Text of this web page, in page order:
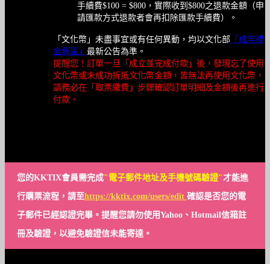
手續費$100 = $800，實際收到$800之退款金額（申
請匯款方式退款者會再扣除匯款手續費）。
「文化幣」未盡事宜或有任何異動，均以文化部 「成年禮
金專區」 最新公告為準。
提醒您！訂單一旦「成立並完成付款」後，發現忘了使用
文化幣或未成功折抵文化幣金額，皆無法再使用文化幣，
請務必在「取票繳費」步驟確認訂單明細及金額後再進行
付款。
您的KKTIX會員需完成"電子郵件地址及手機號碼驗證" 才能進
行購票流程，請至https://kktix.com/users/edit 確認是否您的電
子郵件已經認證完畢。提醒您請勿使用Yahoo、Hotmail信箱註
冊及驗證，以避免驗證信未能寄達。